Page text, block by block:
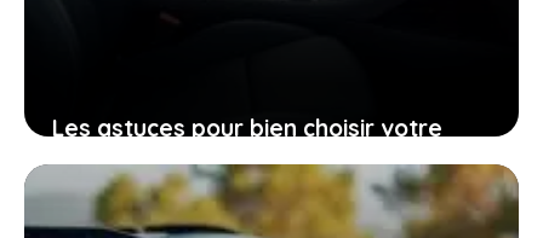
Les astuces pour bien choisir votre
Peugeot 206 d’occasion grâce à sa
fiche technique